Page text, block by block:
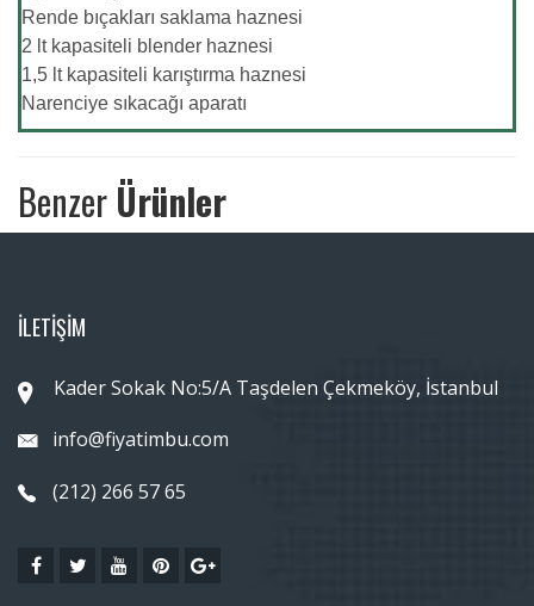
Rende bıçakları saklama haznesi
2 lt kapasiteli blender haznesi
1,5 lt kapasiteli karıştırma haznesi
Narenciye sıkacağı aparatı
Benzer Ürünler
İLETİŞİM
Kader Sokak No:5/A Taşdelen Çekmeköy, İstanbul
info@fiyatimbu.com
(212) 266 57 65